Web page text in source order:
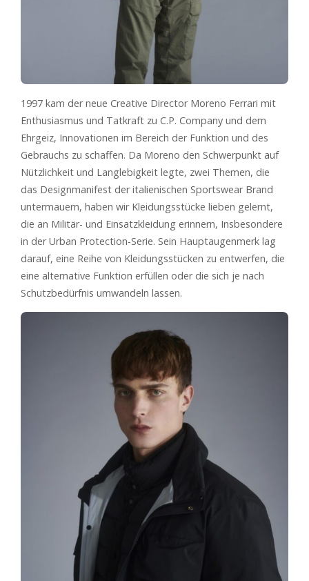
1997 kam der neue Creative Director Moreno Ferrari mit
Enthusiasmus und Tatkraft zu C.P. Company und dem
Ehrgeiz, Innovationen im Bereich der Funktion und des
Gebrauchs zu schaffen. Da Moreno den Schwerpunkt auf
Nützlichkeit und Langlebigkeit legte, zwei Themen, die
das Designmanifest der italienischen Sportswear Brand
untermauern, haben wir Kleidungsstücke lieben gelernt,
die an Militär- und Einsatzkleidung erinnern, Insbesondere
in der Urban Protection-Serie. Sein Hauptaugenmerk lag
darauf, eine Reihe von Kleidungsstücken zu entwerfen, die
eine alternative Funktion erfüllen oder die sich je nach
Schutzbedürfnis umwandeln lassen.